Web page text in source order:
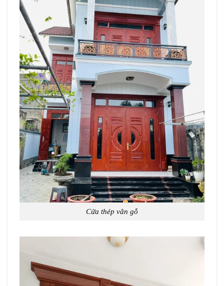
Cửa thép vân gỗ